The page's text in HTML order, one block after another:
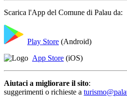
Scarica l'App del Comune di Palau da:
Play Store (Android)
App Store (iOS)
Aiutaci a migliorare il sito:
suggerimenti o richieste a